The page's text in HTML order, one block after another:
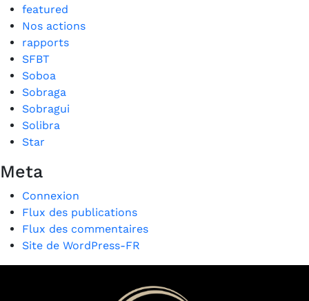
featured
Nos actions
rapports
SFBT
Soboa
Sobraga
Sobragui
Solibra
Star
Meta
Connexion
Flux des publications
Flux des commentaires
Site de WordPress-FR